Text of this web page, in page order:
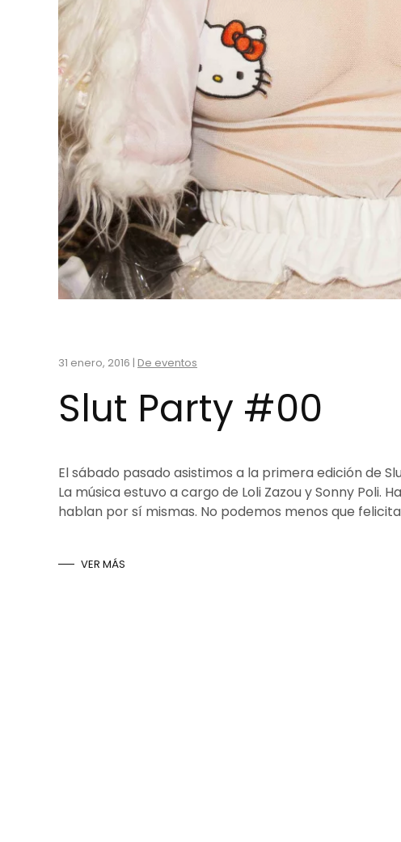
31 enero, 2016 | De eventos
Slut Party #00
El sábado pasado asistimos a la primera edición de
La música estuvo a cargo de Loli Zazou y Sonny Poli.
hablan por sí mismas. No podemos menos que
VER MÁS